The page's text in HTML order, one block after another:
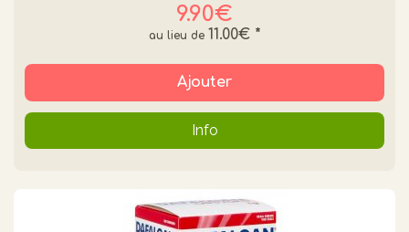
9.90€
11.00€ *
Ajouter
Info